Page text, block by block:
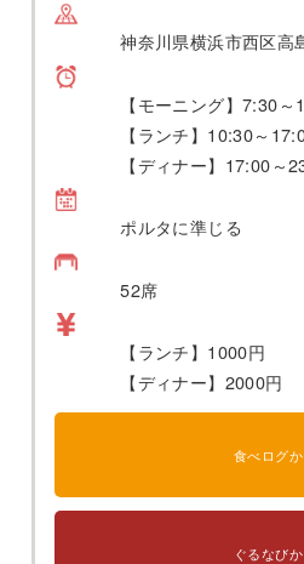
神奈川県横浜市西区高
【モーニング】7:30～
【ランチ】10:30～
【ディナー】17:00～
ポルタに準じる
52席
【ランチ】1000円
【ディナー】2000円
食べログ
ぐるなび